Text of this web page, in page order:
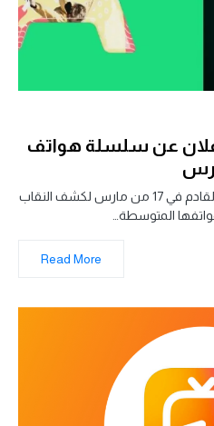
عن سلسلة هواتف
تعقد شركة سامسونج مؤتمرها القادم في 17 من مارس لكشف النقاب
المتوسطة…
Read More